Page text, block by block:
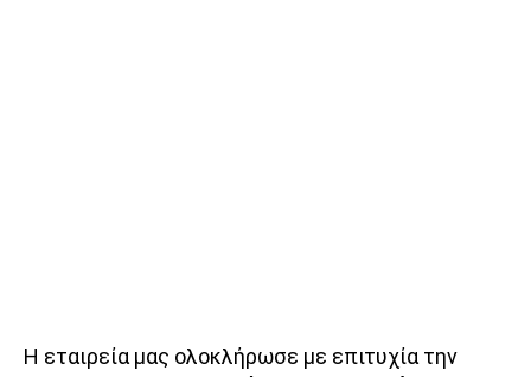
Η εταιρεία μας ολοκλήρωσε με επιτυχία την